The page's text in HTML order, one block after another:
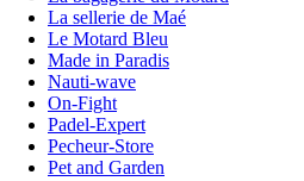
La sellerie de Maé
Le Motard Bleu
Made in Paradis
Nauti-wave
On-Fight
Padel-Expert
Pecheur-Store
Pet and Garden